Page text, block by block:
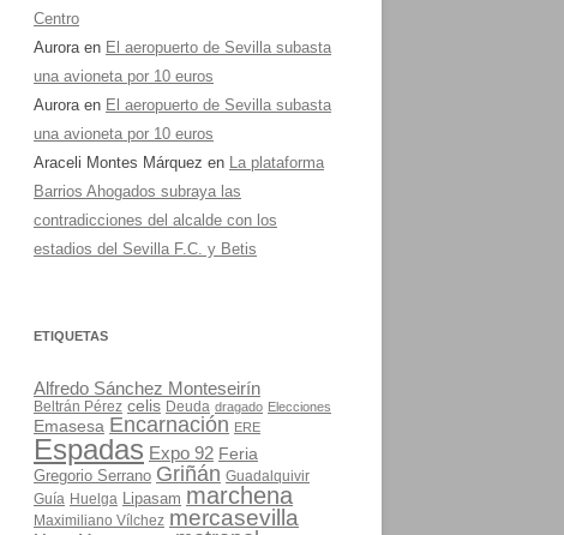
Centro
Auroraen El aeropuerto de Sevilla subasta
una avioneta por 10 euros
Auroraen El aeropuerto de Sevilla subasta
una avioneta por 10 euros
Araceli Montes Márquez en La plataforma
Barrios Ahogados subraya las
contradicciones del alcalde con los
estadios del Sevilla F.C. y Betis
ETIQUETAS
Alfredo Sánchez Monteseirín
Beltrán Pérez celis Deuda dragado Elecciones
Emasesa Encarnación ERE
Espadas Expo 92 Feria
Gregorio Serrano Griñán Guadalquivir
Guía Huelga Lipasam marchena
Maximiliano Vílchez mercasevilla